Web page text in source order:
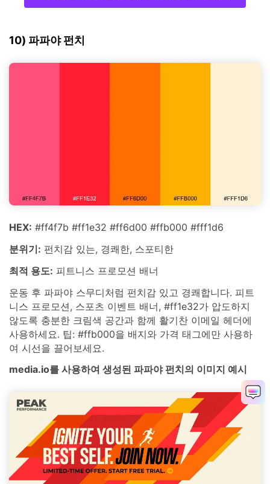
10) 파파야 펀치
HEX: #ff4f7b #ff1e32 #ff6d00 #ffb000 #fff1d6
분위기: 펀치감 있는, 경쾌한, 스포티한
최적 용도: 피트니스 프로모션 배너
운동 후 파파야 스무디처럼 펀치감 있고 경쾌합니다. 피트
니스 프로모션, 스포츠 이벤트 배너, #ff1e32가 압도하지
않도록 충분한 크림색 공간과 함께 활기찬 이메일 헤더에
사용하세요. 팁: #ffb000을 배지와 가격 태그에만 사용하
여 시선을 끌어보세요.
media.io를 사용하여 생성된 파파야 펀치의 이미지 예시